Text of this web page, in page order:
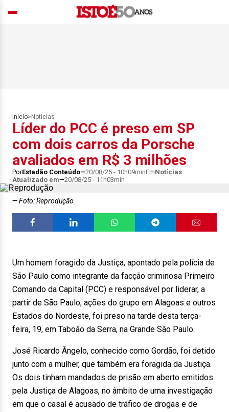
Início> Notícias
Líder do PCC é preso em SP
com dois carros da Porsche
avaliados em R$ 3 milhões
PorEstadão Conteúdo 20/08/25 - 10h09minEmNotícias
Atualizado em
20/08/25 - 11h03min
Foto: Reprodução
Um homem foragido da Justiça, apontado pela polícia de
São Paulo como integrante da facção criminosa Primeiro
Comando da Capital (PCC) e responsável por liderar, a
partir de São Paulo, ações do grupo em Alagoas e outros
Estados do Nordeste, foi preso na tarde desta terça-
feira, 19, em Taboão da Serra, na Grande São Paulo.
José Ricardo Ângelo, conhecido como Gordão, foi detido
junto com a mulher, que também era foragida da Justiça.
Os dois tinham mandados de prisão em aberto emitidos
pela Justiça de Alagoas, no âmbito de uma investigação
em que o casal é acusado de tráfico de drogas e de